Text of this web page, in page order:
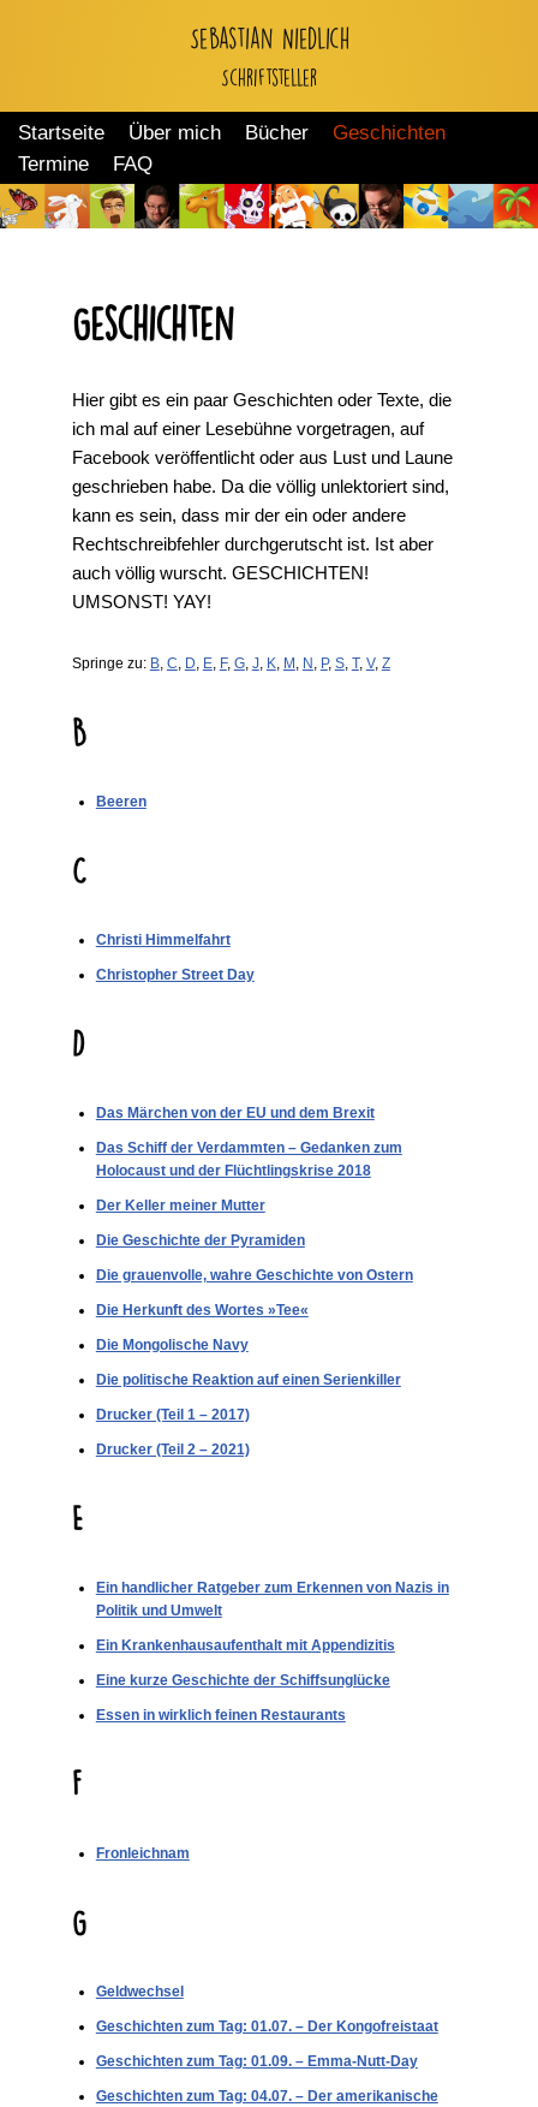
springen
Sebastian Niedlich
Schriftsteller
Startseite Über mich Bücher
Geschichten
Termine
FAQ
Geschichten
Hier gibt es ein paar Geschichten oder Texte, die
ich mal auf einer Lesebühne vorgetragen, auf
Facebook veröffentlicht oder aus Lust und Laune
geschrieben habe. Da die völlig unlektoriert sind,
kann es sein, dass mir der ein oder andere
Rechtschreibfehler durchgerutscht ist. Ist aber
auch völlig wurscht. GESCHICHTEN!
UMSONST! YAY!
Springe zu: B, C, D, E, F, G, J, K, M , N , P, S, T, V, Z
B
Beeren
C
Christi Himmelfahrt
Christopher Street Day
D
Das Märchen von der EU und dem Brexit
Das Schiff der Verdammten – Gedanken zum
Holocaust und der Flüchtlingskrise 2018
Der Keller meiner Mutter
Die Geschichte der Pyramiden
Die grauenvolle, wahre Geschichte von Ostern
Die Herkunft des Wortes »Tee«
Die Mongolische Navy
Die politische Reaktion auf einen Serienkiller
Drucker (Teil 1 – 2017)
Drucker (Teil 2 – 2021)
E
Ein handlicher Ratgeber zum Erkennen von Nazis in
Politik und Umwelt
Ein Krankenhausaufenthalt mit Appendizitis
Eine kurze Geschichte der Schiffsunglücke
Essen in wirklich feinen Restaurants
F
Fronleichnam
G
Geldwechsel
Geschichten zum Tag: 01.07. – Der Kongofreistaat
Geschichten zum Tag: 01.09. – Emma-Nutt-Day
Geschichten zum Tag: 04.07. – Der amerikanische